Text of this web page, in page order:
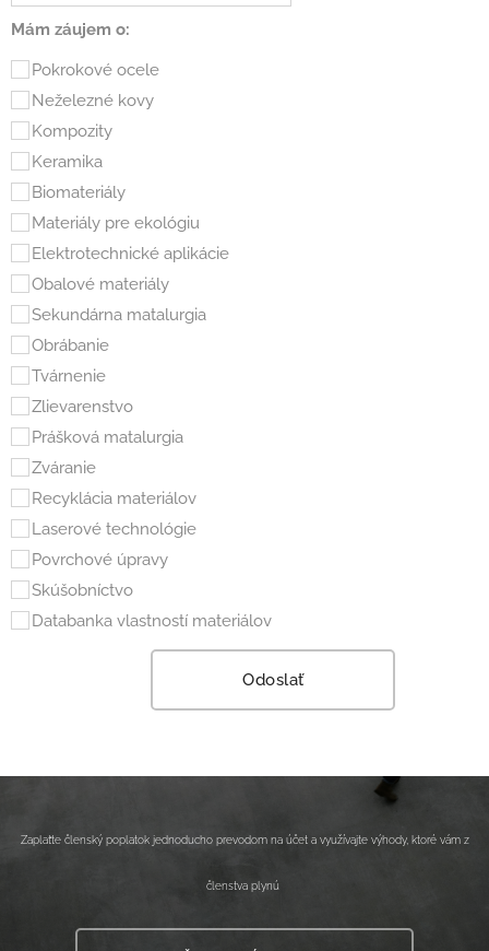
Mám záujem o:
Pokrokové ocele
Neželezné kovy
Kompozity
Keramika
Biomateriály
Materiály pre ekológiu
Elektrotechnické aplikácie
Obalové materiály
Sekundárna matalurgia
Obrábanie
Tvárnenie
Zlievarenstvo
Prášková matalurgia
Zváranie
Recyklácia materiálov
Laserové technológie
Povrchové úpravy
Skúšobníctvo
Databanka vlastností materiálov
Odoslať
Zaplaťte členský poplatok jednoducho prevodom na účet a využívajte výhody, ktoré vám z
členstva plynú